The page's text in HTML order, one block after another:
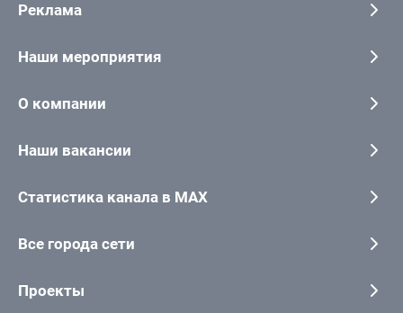
Реклама
Наши мероприятия
О компании
Наши вакансии
Статистика канала в MAX
Все города сети
Проекты